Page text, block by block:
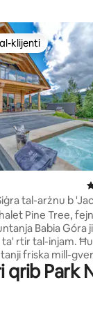
5, skont dan-
aqwa favoriti tal-
klijenti
tal-arżnu b
Góra
Pine Tree,
Babia Góra
rtir tal-injam.
friska mill-
irrilassa fil-
Park